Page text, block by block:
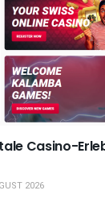
Casino-
2026